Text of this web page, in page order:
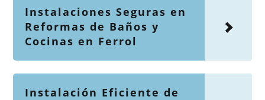
Instalaciones Seguras en
Reformas de Baños y
Cocinas en Ferrol
Instalación Eficiente de